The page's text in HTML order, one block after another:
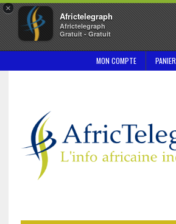
×
Africtelegraph
Africtelegraph
Gratuit - Gratuit
MON COMPTE PANIER